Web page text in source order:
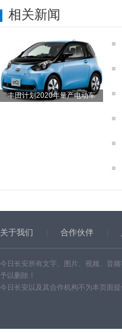
相关新闻
丰田计划2020年量产电动车
关于我们 合作伙伴
今日长安所有文字、图片、视频、音
予以删除！
今日长安以及其合作机构不为本页面